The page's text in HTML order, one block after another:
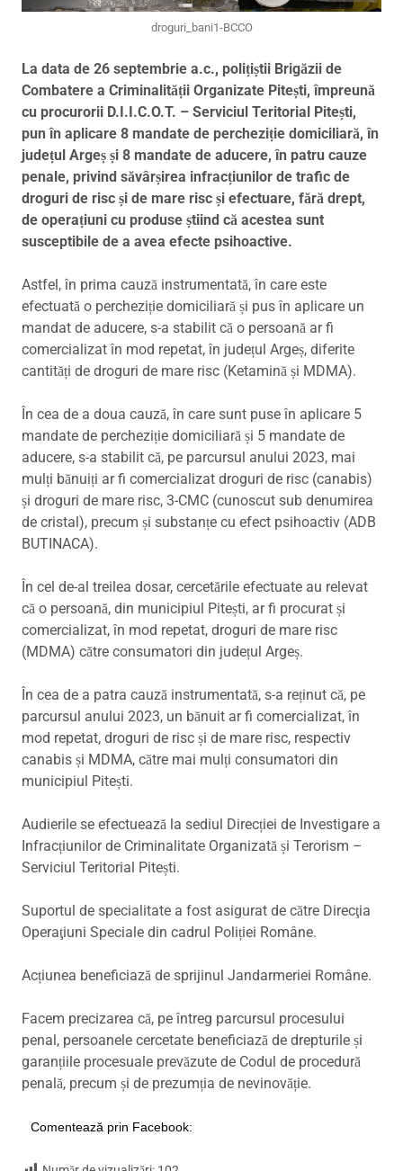
droguri_bani1-BCCO
La data de 26 septembrie a.c., polițiștii Brigăzii de
Combatere a Criminalității Organizate Pitești, împreună
cu procurorii D.I.I.C.O.T. – Serviciul Teritorial Pitești,
pun în aplicare 8 mandate de percheziție domiciliară, în
județul Argeș și 8 mandate de aducere, în patru cauze
penale, privind săvârșirea infracțiunilor de trafic de
droguri de risc și de mare risc și efectuare, fără drept,
de operațiuni cu produse știind că acestea sunt
susceptibile de a avea efecte psihoactive.
Astfel, în prima cauză instrumentată, în care este
efectuată o percheziție domiciliară și pus în aplicare un
mandat de aducere, s-a stabilit că o persoană ar fi
comercializat în mod repetat, în județul Argeș, diferite
cantități de droguri de mare risc (Ketamină și MDMA).
În cea de a doua cauză, în care sunt puse în aplicare 5
mandate de percheziție domiciliară și 5 mandate de
aducere, s-a stabilit că, pe parcursul anului 2023, mai
mulți bănuiți ar fi comercializat droguri de risc (canabis)
și droguri de mare risc, 3-CMC (cunoscut sub denumirea
de cristal), precum și substanțe cu efect psihoactiv (ADB
BUTINACA).
În cel de-al treilea dosar, cercetările efectuate au relevat
că o persoană, din municipiul Pitești, ar fi procurat și
comercializat, în mod repetat, droguri de mare risc
(MDMA) către consumatori din județul Argeș.
În cea de a patra cauză instrumentată, s-a reținut că, pe
parcursul anului 2023, un bănuit ar fi comercializat, în
mod repetat, droguri de risc și de mare risc, respectiv
canabis și MDMA, către mai mulți consumatori din
municipiul Pitești.
Audierile se efectuează la sediul Direcției de Investigare a
Infracțiunilor de Criminalitate Organizată și Terorism –
Serviciul Teritorial Pitești.
Suportul de specialitate a fost asigurat de către Direcţia
Operaţiuni Speciale din cadrul Poliției Române.
Acțiunea beneficiază de sprijinul Jandarmeriei Române.
Facem precizarea că, pe întreg parcursul procesului
penal, persoanele cercetate beneficiază de drepturile și
garanțiile procesuale prevăzute de Codul de procedură
penală, precum și de prezumția de nevinovăție.
Comentează prin Facebook: